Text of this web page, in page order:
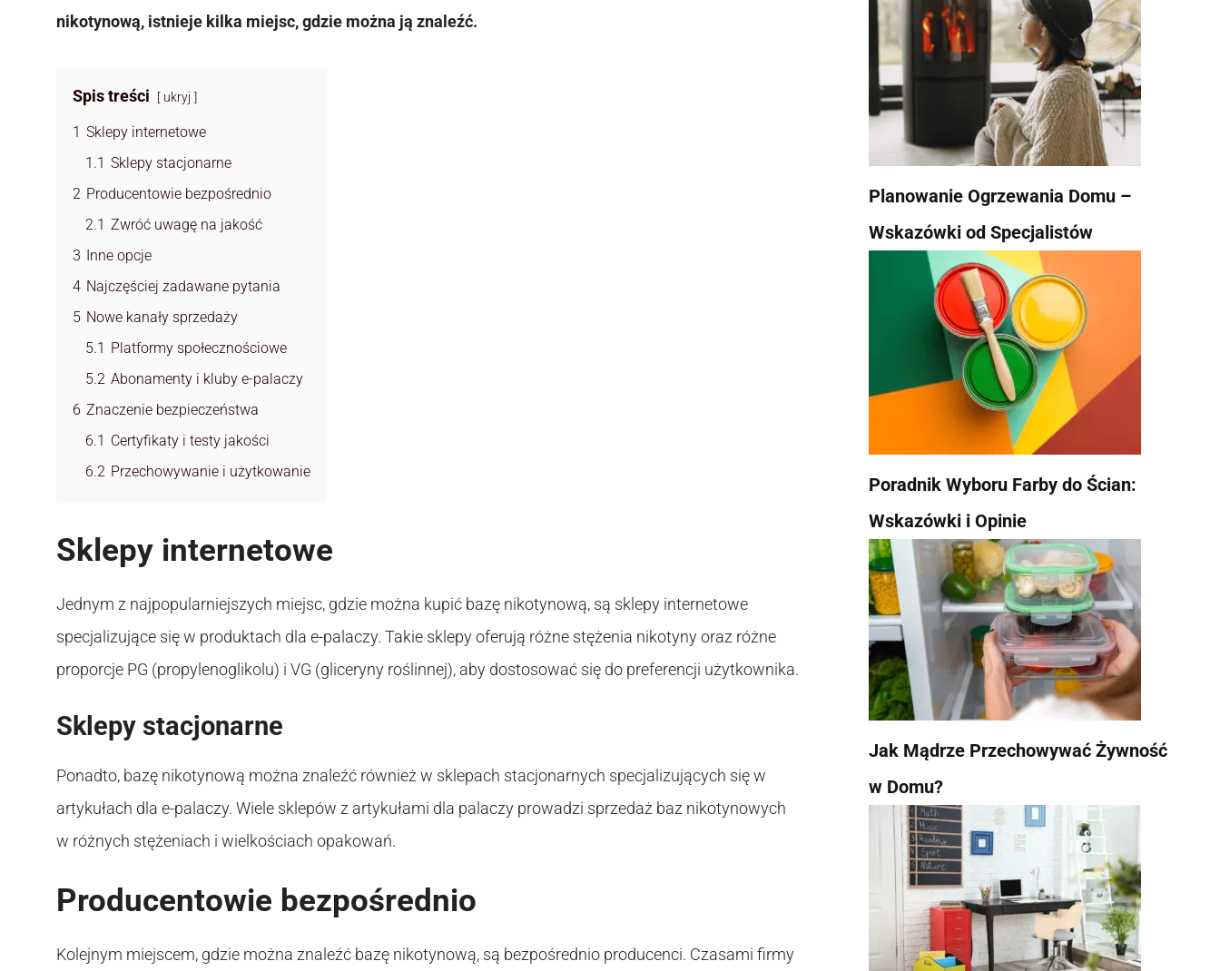
nikotynową, istnieje kilka miejsc, gdzie można ją znaleźć.
Spis treści ukryj
1 Sklepy internetowe
1.1 Sklepy stacjonarne
2 Producentowie bezpośrednio
2.1 Zwróć uwagę na jakość
3
Inne opcje
4 Najczęściej zadawane pytania
5 Nowe kanały sprzedaży
5.1
Platformy społecznościowe
5.2 Abonamenty i kluby e-palaczy
6 Znaczenie bezpieczeństwa
6.1 Certyfikaty i testy jakości
6.2 Przechowywanie i użytkowanie
Sklepy internetowe
Jednym z najpopularniejszych miejsc, gdzie można kupić bazę nikotynową, są sklepy internetowe
specjalizujące się w produktach dla e-palaczy. Takie sklepy oferują różne stężenia nikotyny oraz różne
proporcje PG (propylenoglikolu) i VG (gliceryny roślinnej), aby dostosować się do preferencji użytkownika.
Sklepy stacjonarne
Ponadto, bazę nikotynową można znaleźć również w sklepach stacjonarnych specjalizujących się w
artykułach dla e-palaczy. Wiele sklepów z artykułami dla palaczy prowadzi sprzedaż baz nikotynowych
w różnych stężeniach i wielkościach opakowań.
Producentowie bezpośrednio
Kolejnym miejscem, gdzie można znaleźć bazę nikotynową, są bezpośrednio producenci. Czasami firmy
Planowanie Ogrzewania Domu –
Wskazówki od Specjalistów
Poradnik Wyboru Farby do Ścian:
Wskazówki i Opinie
Jak Mądrze Przechowywać Żywność
w Domu?